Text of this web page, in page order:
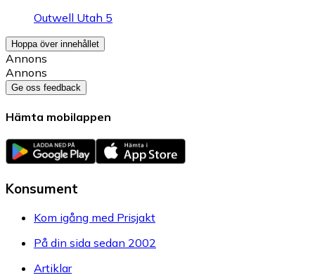
Outwell Utah 5
Hoppa över innehållet
Annons
Annons
Ge oss feedback
Hämta mobilappen
Konsument
Kom igång med Prisjakt
På din sida sedan 2002
Artiklar